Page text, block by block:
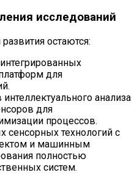
исследований
остаются:
для
анализа
для
процессов.
технологий с
и машинным
полностью
систем.